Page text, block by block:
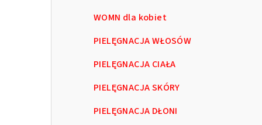
WOMN dla kobiet
PIELĘGNACJA WŁOSÓW
PIELĘGNACJA CIAŁA
PIELĘGNACJA SKÓRY
PIELĘGNACJA DŁONI